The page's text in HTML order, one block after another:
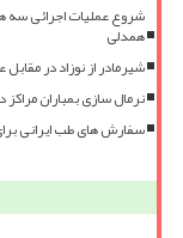
شروع عملیات اجرائی سه
همدلی
شیرمادر از نوزاد در
نرمال سازی بمباران
سفارش های طب ایرانی